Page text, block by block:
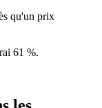
qu'un prix
61 %.